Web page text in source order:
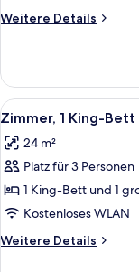
Nichtraucher
Weitere Details
Weitere
1 King-
Bett
und
Nichtraucher
Alle
Fotos
für
Zimmer,
1 King-
Bett
und
Schlafsofa,
2
Zimmer, 1 King-
24 m²
Platz für 3 Personen
1 King-Bett und 1
Kostenloses WLAN
Weitere Details
Weitere